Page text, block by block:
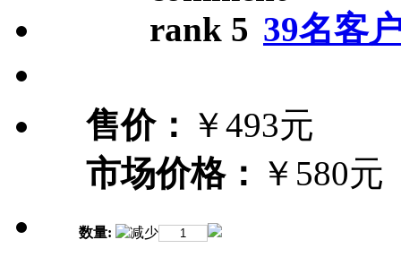
39名客
售价： ￥493元
市场价格： ￥580元
数量: